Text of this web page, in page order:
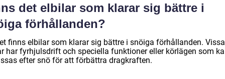
det elbilar som klarar sig bättre i
förhållanden?
finns elbilar som klarar sig bättre i snöiga förhållanden. Vissa
har fyrhjulsdrift och speciella funktioner eller körlägen som
efter snö för att förbättra dragkraften.